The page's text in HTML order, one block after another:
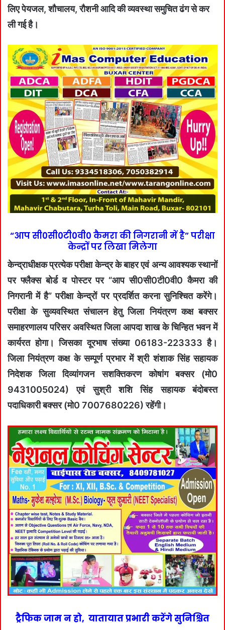
लिए पेयजल, शौचालय, रौशनी आदि की व्यवस्था समुचित ढंग से कर
ली गई है।
“आप सी0सी0टी0वी0 कैमरा की निगरानी में है” परीक्षा
केन्द्रों पर लिखा मिलेगा
केन्द्राधीक्षक प्रत्येक परीक्षा केन्द्र के बाहर एवं अन्य आवश्यक स्थानों
पर फ्लैक्स बोर्ड व पोस्टर पर “आप सी0सी0टी0वी0 कैमरा की
निगरानी में है” परीक्षा केन्द्रों पर प्रदर्शित करना सुनिश्चित करेंगे।
परीक्षा के सुव्यवस्थित संचालन हेतु जिला नियंत्रण कक्ष बक्सर
समाहरणालय परिसर अवस्थित जिला आपदा शाख के चिन्हित भवन में
कार्यरत होगा। जिसका दूरभाष संख्या 06183-223333 है।
जिला नियंत्रण कक्ष के सम्पूर्ण प्रभार में श्री शंशाक सिंह सहायक
निदेशक जिला दिव्यांगजन सशक्तिकरण कोषांग बक्सर (मो0
9431005024) एवं सुश्री शशि सिंह सहायक बंदोबस्त
पदाधिकारी बक्सर (मो0 7007680226) रहेंगी।
ट्रैफिक जाम न हो, यातायात प्रभारी करेंगे सुनिश्चित